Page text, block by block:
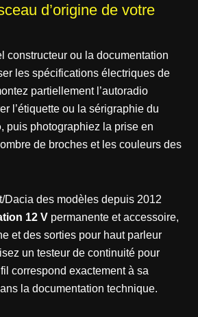
d’origine de votre
constructeur ou la documentation
les spécifications électriques de
partiellement l’autoradio
l’étiquette ou la sérigraphie du
, puis photographiez la prise en
de broches et les couleurs des
Dacia des modèles depuis 2012
12 V permanente et accessoire,
et des sorties pour haut parleur
un testeur de continuité pour
correspond exactement à sa
la documentation technique.